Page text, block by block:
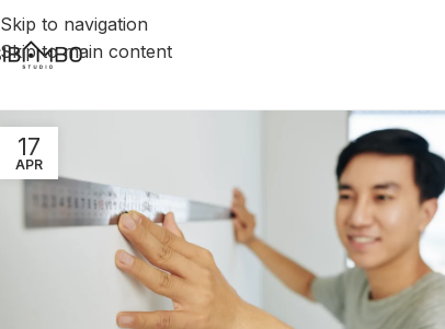
Skip to navigation
Skip to main content
17
APR